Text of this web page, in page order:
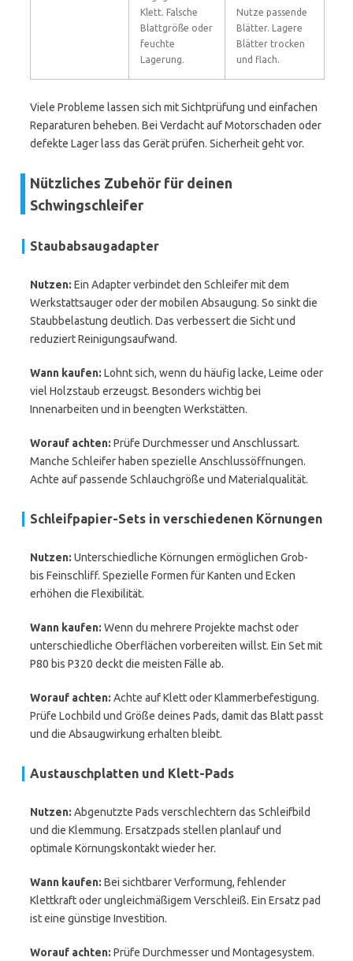
Klett. Falsche
Blattgröße oder
feuchte
Lagerung.
Nutze passende
Blätter. Lagere
Blätter trocken
und flach.
Viele Probleme lassen sich mit Sichtprüfung und einfachen
Reparaturen beheben. Bei Verdacht auf Motorschaden oder
defekte Lager lass das Gerät prüfen. Sicherheit geht vor.
Nützliches Zubehör für deinen
Schwingschleifer
Staubabsaugadapter
Nutzen: Ein Adapter verbindet den Schleifer mit dem
Werkstattsauger oder der mobilen Absaugung. So sinkt die
Staubbelastung deutlich. Das verbessert die Sicht und
reduziert Reinigungsaufwand.
Wann kaufen: Lohnt sich, wenn du häufig lacke, Leime oder
viel Holzstaub erzeugst. Besonders wichtig bei
Innenarbeiten und in beengten Werkstätten.
Worauf achten: Prüfe Durchmesser und Anschlussart.
Manche Schleifer haben spezielle Anschlussöffnungen.
Achte auf passende Schlauchgröße und Materialqualität.
Schleifpapier-Sets in verschiedenen Körnungen
Nutzen: Unterschiedliche Körnungen ermöglichen Grob-
bis Feinschliff. Spezielle Formen für Kanten und Ecken
erhöhen die Flexibilität.
Wann kaufen: Wenn du mehrere Projekte machst oder
unterschiedliche Oberflächen vorbereiten willst. Ein Set mit
P80 bis P320 deckt die meisten Fälle ab.
Worauf achten: Achte auf Klett oder Klammerbefestigung.
Prüfe Lochbild und Größe deines Pads, damit das Blatt passt
und die Absaugwirkung erhalten bleibt.
Austauschplatten und Klett-Pads
Nutzen: Abgenutzte Pads verschlechtern das Schleifbild
und die Klemmung. Ersatzpads stellen planlauf und
optimale Körnungskontakt wieder her.
Wann kaufen: Bei sichtbarer Verformung, fehlender
Klettkraft oder ungleichmäßigem Verschleiß. Ein Ersatz pad
ist eine günstige Investition.
Worauf achten: Prüfe Durchmesser und Montagesystem.